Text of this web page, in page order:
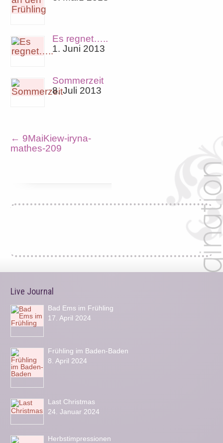
Es regnet…..
1. Juni 2013
Sommerzeit
8. Juli 2013
← 9MaiKiew-iryna-
mathes-209
Live Journal
Bad Ems im Frühling
17. April 2024
Frühling im Baden-Baden
8. April 2024
Last Christmas
24. Januar 2024
Herbstimpressionen